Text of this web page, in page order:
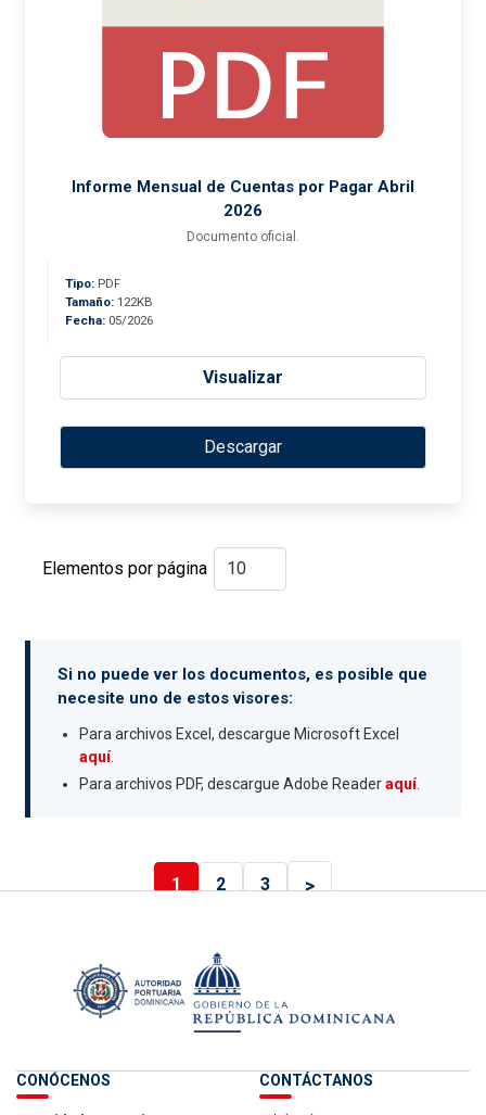
Informe Mensual de Cuentas por Pagar Abril
2026
Documento oficial.
Tipo: PDF
Tamaño: 122KB
Fecha: 05/2026
Visualizar
Descargar
Elementos por página
Si no puede ver los documentos, es posible que
necesite uno de estos visores:
Para archivos Excel, descargue Microsoft Excel
aquí.
Para archivos PDF, descargue Adobe Readeraquí.
1 2 3 >
CONÓCENOS CONTÁCTANOS